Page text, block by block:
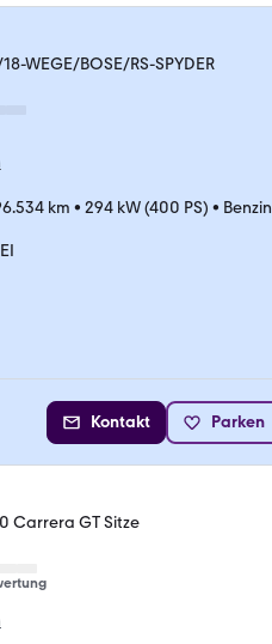
WEGE/BOSE/RS-SPYDER
km • 294 kW (400 PS) • Benzin
Kontakt Parken
Carrera GT Sitze